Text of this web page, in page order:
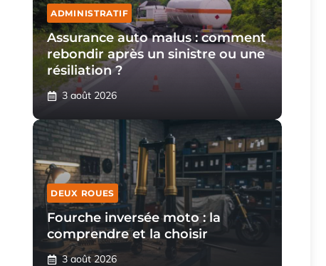
ADMINISTRATIF
Assurance auto malus : comment
rebondir après un sinistre ou une
résiliation ?
3 août 2026
DEUX ROUES
Fourche inversée moto : la
comprendre et la choisir
3 août 2026